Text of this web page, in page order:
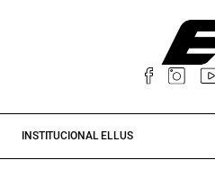
INSTITUCIONAL ELLUS